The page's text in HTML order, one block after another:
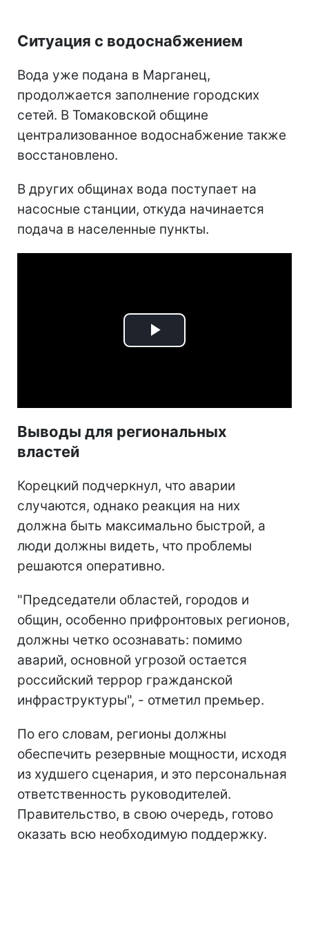
Ситуация с водоснабжением
Вода уже подана в Марганец,
продолжается заполнение городских
сетей. В Томаковской общине
централизованное водоснабжение также
восстановлено.
В других общинах вода поступает на
насосные станции, откуда начинается
подача в населенные пункты.
Play
Выводы для региональных
властей
Корецкий подчеркнул, что аварии
случаются, однако реакция на них
должна быть максимально быстрой, а
люди должны видеть, что проблемы
решаются оперативно.
"Председатели областей, городов и
общин, особенно прифронтовых регионов,
должны четко осознавать: помимо
аварий, основной угрозой остается
российский террор гражданской
инфраструктуры", - отметил премьер.
По его словам, регионы должны
обеспечить резервные мощности, исходя
из худшего сценария, и это персональная
ответственность руководителей.
Правительство, в свою очередь, готово
оказать всю необходимую поддержку.